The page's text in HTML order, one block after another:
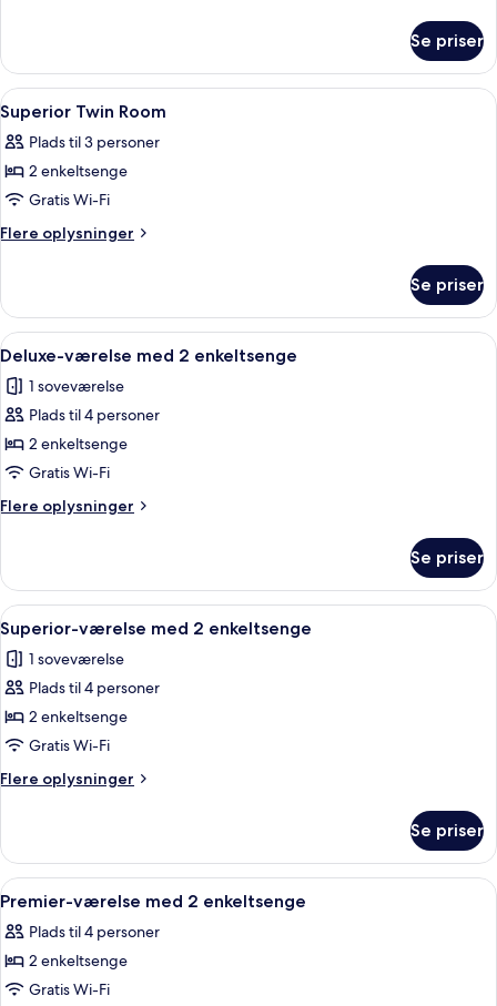
King
Room
Se priser
Indlæs
alle
billeder
af
Superior
Twin
Dundyner, senge med
3
Superior Twin Room
Plads til 3 personer
2 enkeltsenge
Gratis Wi-Fi
Flere oplysninger
Flere
Twin
Room
Se priser
Indlæs
alle
billeder
af
Deluxe-
værelse
med
2
Et moderne hotelværelse med en
5
Deluxe-værelse med 2 enkeltsenge
1 soveværelse
Plads til 4 personer
2 enkeltsenge
Gratis Wi-Fi
Flere oplysninger
Flere
værelse
med
2
enkeltsenge
Se priser
Indlæs
alle
billeder
af
Superior-
værelse
med
2
Et hotelværelse med seng,
5
Superior-værelse med 2 enkeltsenge
1 soveværelse
Plads til 4 personer
2 enkeltsenge
Gratis Wi-Fi
Flere oplysninger
Flere
værelse
med
2
Se priser
Indlæs
alle
billeder
af
Premier-
Et moderne hotelværelse med en
5
Premier-værelse med 2 enkeltsenge
Plads til 4 personer
2 enkeltsenge
Gratis Wi-Fi